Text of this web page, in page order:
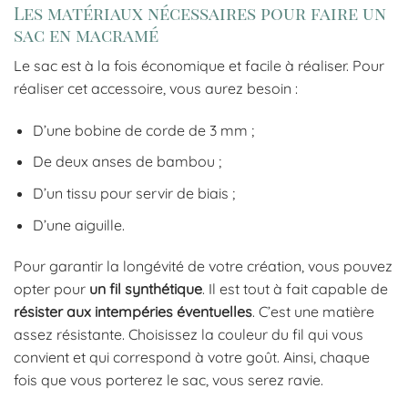
Les matériaux nécessaires pour faire un
sac en macramé
Le sac est à la fois économique et facile à réaliser. Pour
réaliser cet accessoire, vous aurez besoin :
D’une bobine de corde de 3 mm ;
De deux anses de bambou ;
D’un tissu pour servir de biais ;
D’une aiguille.
Pour garantir la longévité de votre création, vous pouvez
opter pour un fil synthétique. Il est tout à fait capable de
résister aux intempéries éventuelles. C’est une matière
assez résistante. Choisissez la couleur du fil qui vous
convient et qui correspond à votre goût. Ainsi, chaque
fois que vous porterez le sac, vous serez ravie.